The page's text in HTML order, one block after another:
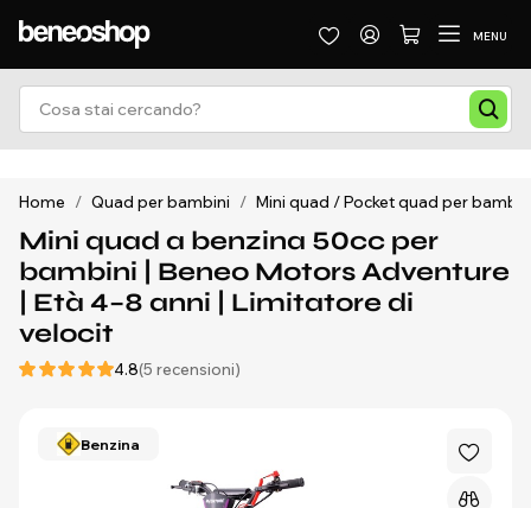
MENU
Home / Quad per bambini / Mini quad / Pocket quad per
Mini quad a benzina 50cc per
bambini | Beneo Motors Adventure
| Età 4–8 anni | Limitatore di
velocit
4.8(5 recensioni)
Benzina